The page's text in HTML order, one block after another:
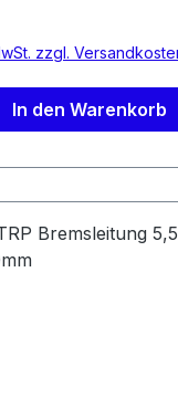
zzgl.
In den Warenkorb